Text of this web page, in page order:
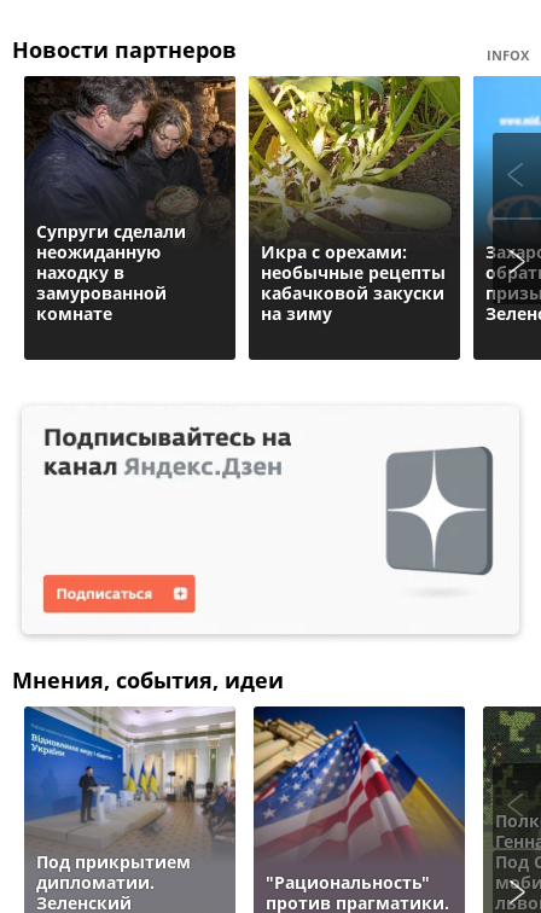
Новости партнеров INFOX
Супруги сделали
неожиданную
находку в
замурованной
комнате
Икра с орехами:
необычные рецепты
кабачковой закуски
на зиму
Мнения, события, идеи
Под прикрытием
дипломатии.
Зеленский
"Рациональность"
против прагматики.
Под